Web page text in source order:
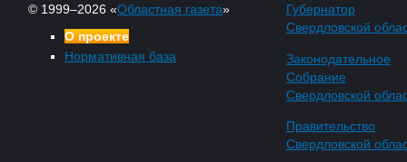
© 1999–2026 «Областная газета»
О проекте
Нормативная база
Губернатор
Свердловской
Законодательное
Собрание
Свердловской
Правительство
Свердловской